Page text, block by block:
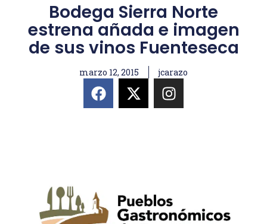
Bodega Sierra Norte
estrena añada e imagen
de sus vinos Fuenteseca
marzo 12, 2015 jcarazo